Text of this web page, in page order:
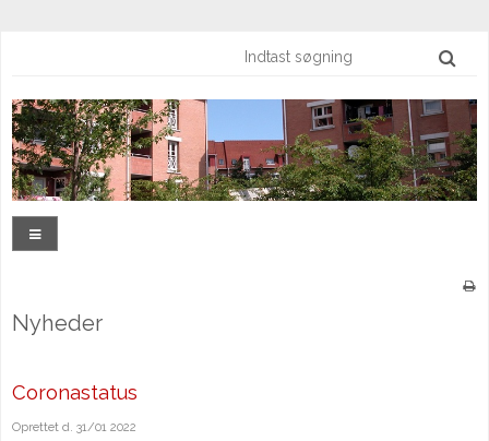
Nyheder
Coronastatus
Oprettet d. 31/01 2022